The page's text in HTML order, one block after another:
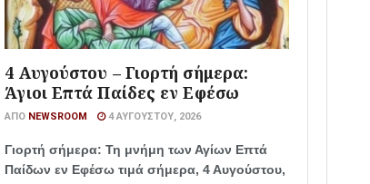
4 Αυγούστου – Γιορτή σήμερα:
Άγιοι Επτά Παίδες εν Εφέσω
ΑΠΌ NEWSROOM 4 ΑΥΓΟΎΣΤΟΥ, 2026
Γιορτή σήμερα: Τη μνήμη των Αγίων Επτά
Παίδων εν Εφέσω τιμά σήμερα, 4 Αυγούστου,